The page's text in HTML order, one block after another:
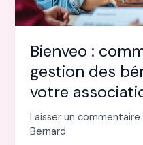
Bienveo :
gestion des
votre
Laisser un commentaire
Bernard